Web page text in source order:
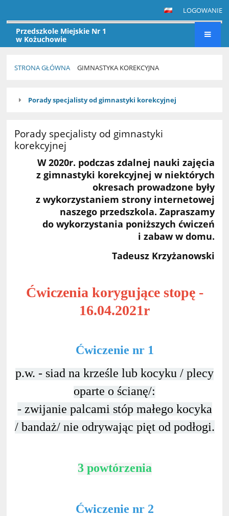
LOGOWANIE
Przedszkole Miejskie Nr 1
w Kożuchowie
STRONA GŁÓWNA GIMNASTYKA KOREKCYJNA
GIMNASTYKA
KOREKCYJNA
Porady specjalisty od gimnastyki korekcyjnej
Porady specjalisty od gimnastyki
korekcyjnej
W 2020r. podczas zdalnej nauki zajęcia
z gimnastyki korekcyjnej w niektórych
okresach prowadzone były
z wykorzystaniem strony internetowej
naszego przedszkola. Zapraszamy
do wykorzystania poniższych ćwiczeń
i zabaw w domu.
Tadeusz Krzyżanowski
Ćwiczenia korygujące stopę -
16.04.2021r
Ćwiczenie nr 1
p.w. - siad na krześle lub kocyku / plecy
oparte o ścianę/:
- zwijanie palcami stóp małego kocyka
/ bandaż/ nie odrywając pięt od podłogi.
3 powtórzenia
Ćwiczenie nr 2